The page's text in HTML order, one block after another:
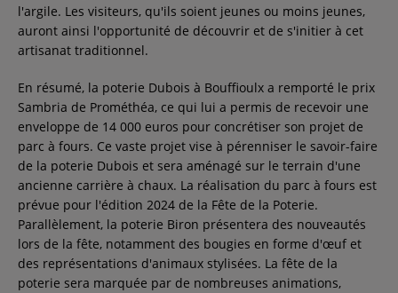
l'argile. Les visiteurs, qu'ils soient jeunes ou moins jeunes,
auront ainsi l'opportunité de découvrir et de s'initier à cet
artisanat traditionnel.
En résumé, la poterie Dubois à Bouffioulx a remporté le prix
Sambria de Prométhéa, ce qui lui a permis de recevoir une
enveloppe de 14 000 euros pour concrétiser son projet de
parc à fours. Ce vaste projet vise à pérenniser le savoir-faire
de la poterie Dubois et sera aménagé sur le terrain d'une
ancienne carrière à chaux. La réalisation du parc à fours est
prévue pour l'édition 2024 de la Fête de la Poterie.
Parallèlement, la poterie Biron présentera des nouveautés
lors de la fête, notamment des bougies en forme d'œuf et
des représentations d'animaux stylisées. La fête de la
poterie sera marquée par de nombreuses animations,